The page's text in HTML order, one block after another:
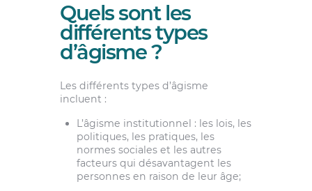
Quels sont les
différents types
d’âgisme ?
Les différents types d’âgisme
incluent :
L’âgisme institutionnel : les lois, les
politiques, les pratiques, les
normes sociales et les autres
facteurs qui désavantagent les
personnes en raison de leur âge;